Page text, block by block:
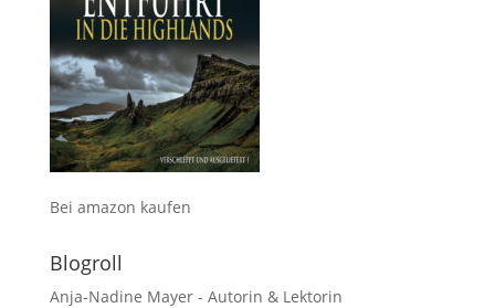
Bei amazon kaufen
Blogroll
Anja-Nadine Mayer - Autorin & Lektorin